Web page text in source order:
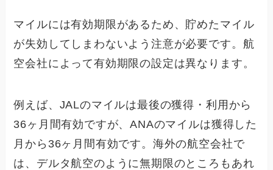
マイルには有効期限があるため、貯めたマイル
が失効してしまわないよう注意が必要です。航
空会社によって有効期限の設定は異なります。
例えば、JALのマイルは最後の獲得・利用から
36ヶ月間有効ですが、ANAのマイルは獲得した
月から36ヶ月間有効です。海外の航空会社で
は、デルタ航空のように無期限のところもあれ